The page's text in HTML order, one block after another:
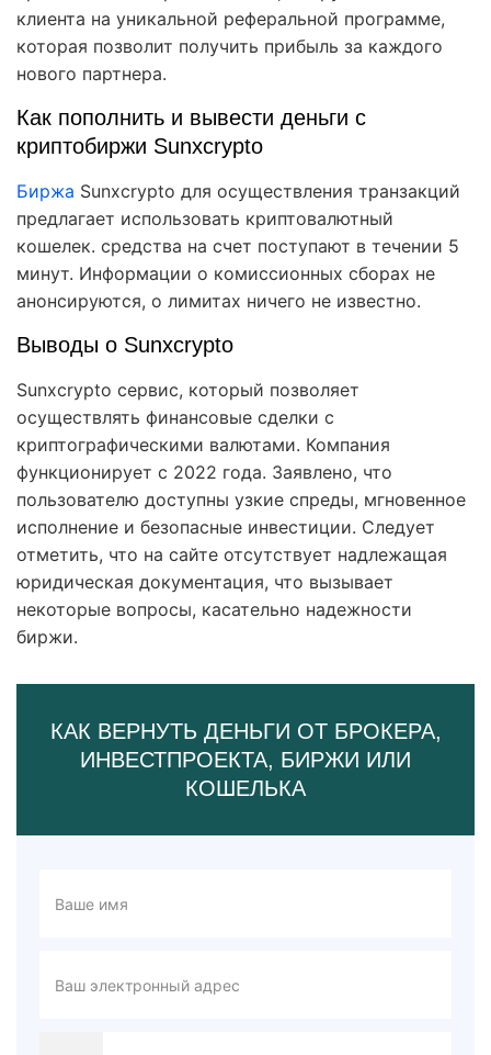
клиента на уникальной реферальной программе,
которая позволит получить прибыль за каждого
нового партнера.
Как пополнить и вывести деньги с
криптобиржи Sunxcrypto
Биржа Sunxcrypto для осуществления транзакций
предлагает использовать криптовалютный
кошелек. средства на счет поступают в течении 5
минут. Информации о комиссионных сборах не
анонсируются, о лимитах ничего не известно.
Выводы о Sunxcrypto
Sunxcrypto сервис, который позволяет
осуществлять финансовые сделки с
криптографическими валютами. Компания
функционирует с 2022 года. Заявлено, что
пользователю доступны узкие спреды, мгновенное
исполнение и безопасные инвестиции. Следует
отметить, что на сайте отсутствует надлежащая
юридическая документация, что вызывает
некоторые вопросы, касательно надежности
биржи.
КАК ВЕРНУТЬ ДЕНЬГИ ОТ БРОКЕРА,
ИНВЕСТПРОЕКТА, БИРЖИ ИЛИ
КОШЕЛЬКА